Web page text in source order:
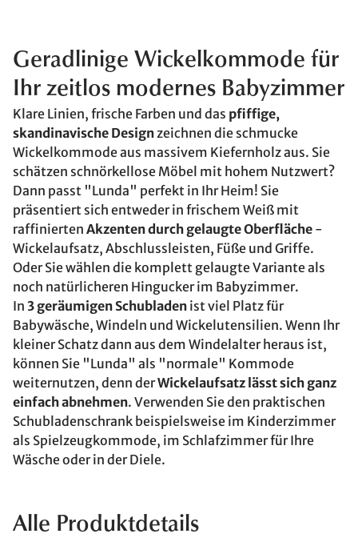
Geradlinige Wickelkommode für
Ihr zeitlos modernes Babyzimmer
Klare Linien, frische Farben und das pfiffige,
skandinavische Designzeichnen die schmucke
Wickelkommode aus massivem Kiefernholz aus. Sie
schätzen schnörkellose Möbel mit hohem Nutzwert?
Dann passt "Lunda" perfekt in Ihr Heim! Sie
präsentiert sich entweder in frischem Weiß mit
raffinierten Akzenten durch gelaugte Oberfläche -
Wickelaufsatz, Abschlussleisten, Füße und Griffe.
Oder Sie wählen die komplett gelaugte Variante als
noch natürlicheren Hingucker im Babyzimmer.
In 3 geräumigen Schubladen ist viel Platz für
Babywäsche, Windeln und Wickelutensilien. Wenn Ihr
kleiner Schatz dann aus dem Windelalter heraus ist,
können Sie "Lunda" als "normale" Kommode
weiternutzen, denn derWickelaufsatz lässt sich ganz
einfach abnehmen. Verwenden Sie den praktischen
Schubladenschrank beispielsweise im Kinderzimmer
als Spielzeugkommode, im Schlafzimmer für Ihre
Wäsche oder in der Diele.
Alle Produktdetails